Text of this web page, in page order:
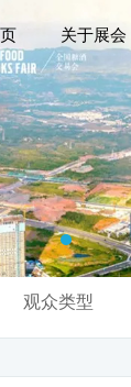
关于展会
观众类型